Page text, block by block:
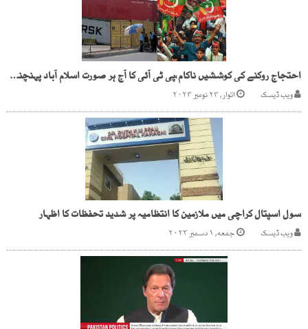
احتجاج روکنے کی کوششیں ناکام،پی ٹی آئی کا آج ہر صورت اسلام آباد پہنچنے کا فیصلہ
ویب ڈیسک اتوار, ۲۴ نومبر ۲۰۲۴
سول اسپتال کراچی میں ملازمین کا انتظامیہ پر شدید تحفظات کا اظہار
ویب ڈیسک جمعه, ۱ دسمبر ۲۰۲۳